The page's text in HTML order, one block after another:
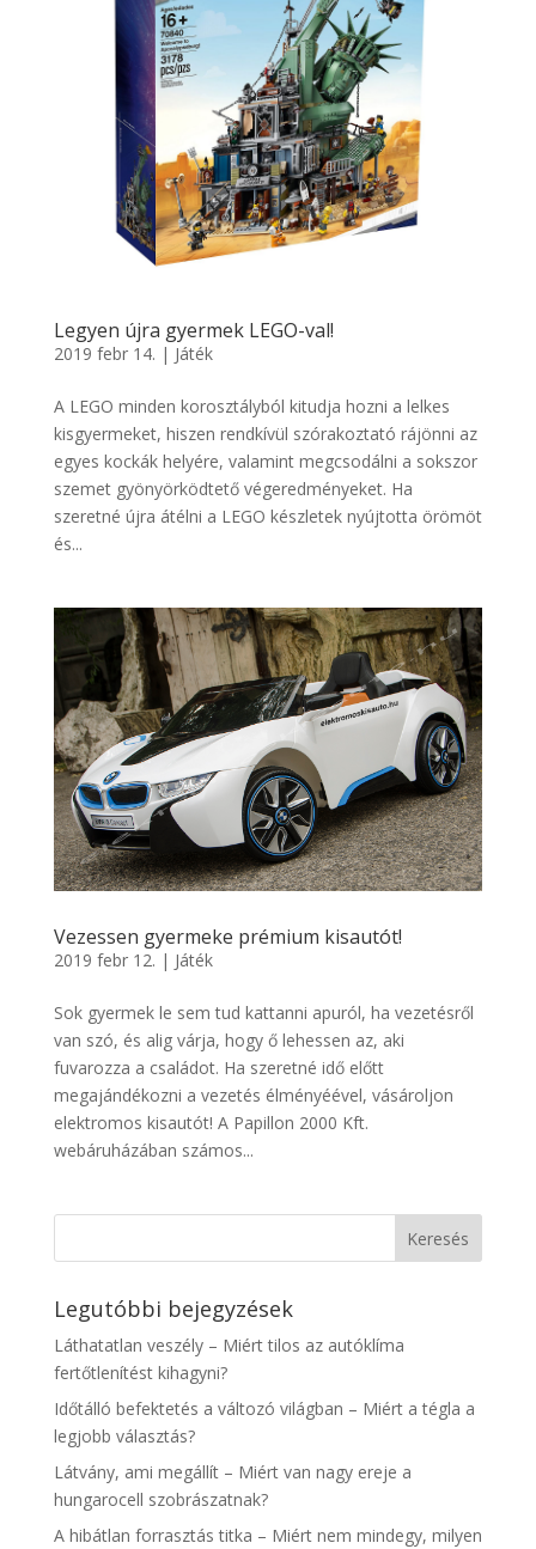
Legyen újra gyermek LEGO-val!
2019 febr 14. | Játék
A LEGO minden korosztályból kitudja hozni a lelkes
kisgyermeket, hiszen rendkívül szórakoztató rájönni az
egyes kockák helyére, valamint megcsodálni a sokszor
szemet gyönyörködtető végeredményeket. Ha
szeretné újra átélni a LEGO készletek nyújtotta örömöt
és...
Vezessen gyermeke prémium kisautót!
2019 febr 12. | Játék
Sok gyermek le sem tud kattanni apuról, ha vezetésről
van szó, és alig várja, hogy ő lehessen az, aki
fuvarozza a családot. Ha szeretné idő előtt
megajándékozni a vezetés élményéével, vásároljon
elektromos kisautót! A Papillon 2000 Kft.
webáruházában számos...
Legutóbbi bejegyzések
Láthatatlan veszély – Miért tilos az autóklíma
fertőtlenítést kihagyni?
Időtálló befektetés a változó világban – Miért a tégla a
legjobb választás?
Látvány, ami megállít – Miért van nagy ereje a
hungarocell szobrászatnak?
A hibátlan forrasztás titka – Miért nem mindegy, milyen